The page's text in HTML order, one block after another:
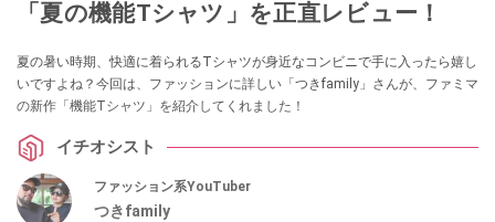
「夏の機能Tシャツ」を正直レビュー！
夏の暑い時期、快適に着られるTシャツが身近なコンビニで手に入ったら嬉し
いですよね？今回は、ファッションに詳しい「つきfamily」さんが、ファミマ
の新作「機能Tシャツ」を紹介してくれました！
イチオシスト
ファッション系YouTuber
つきfamily